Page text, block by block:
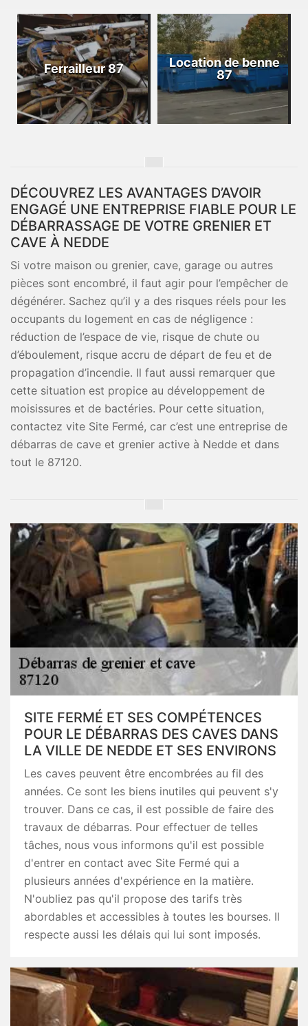
Ferrailleur 87
Location de benne
87
DÉCOUVREZ LES AVANTAGES D’AVOIR
ENGAGÉ UNE ENTREPRISE FIABLE POUR LE
DÉBARRASSAGE DE VOTRE GRENIER ET
CAVE À NEDDE
Si votre maison ou grenier, cave, garage ou autres
pièces sont encombré, il faut agir pour l’empêcher de
dégénérer. Sachez qu’il y a des risques réels pour les
occupants du logement en cas de négligence :
réduction de l’espace de vie, risque de chute ou
d’éboulement, risque accru de départ de feu et de
propagation d’incendie. Il faut aussi remarquer que
cette situation est propice au développement de
moisissures et de bactéries. Pour cette situation,
contactez vite Site Fermé, car c’est une entreprise de
débarras de cave et grenier active à Nedde et dans
tout le 87120.
SITE FERMÉ ET SES COMPÉTENCES
POUR LE DÉBARRAS DES CAVES DANS
LA VILLE DE NEDDE ET SES ENVIRONS
Les caves peuvent être encombrées au fil des
années. Ce sont les biens inutiles qui peuvent s'y
trouver. Dans ce cas, il est possible de faire des
travaux de débarras. Pour effectuer de telles
tâches, nous vous informons qu'il est possible
d'entrer en contact avec Site Fermé qui a
plusieurs années d'expérience en la matière.
N'oubliez pas qu'il propose des tarifs très
abordables et accessibles à toutes les bourses. Il
respecte aussi les délais qui lui sont imposés.